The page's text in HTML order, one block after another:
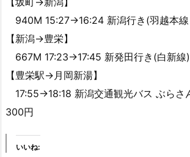
940M 15:27→16:24 新潟行き(羽越本線
【新潟→豊栄】
667M 17:23→17:45 新発田行き(白新線)
【豊栄駅→月岡新湯】
17:55→18:18 新潟交通観光バス ぶらさ
300円
いいね: